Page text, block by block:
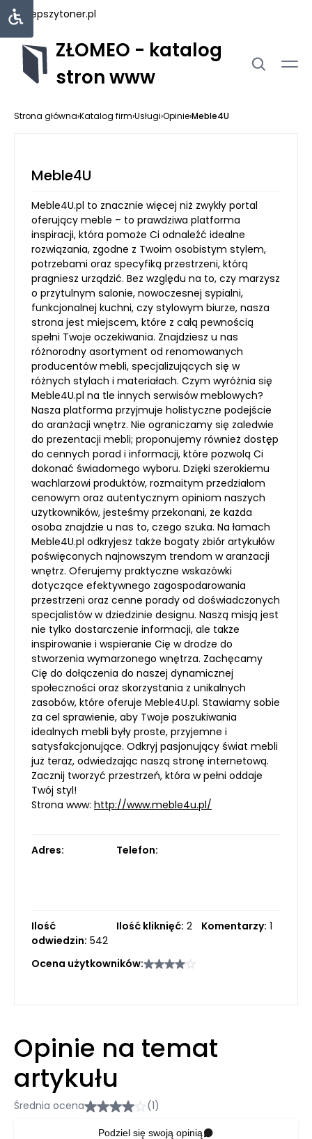
najlepszytoner.pl
ZŁOMEO - katalog
stron www
Strona główna›Katalog firm›Usługi›Opinie›Meble4U
Meble4U
Meble4U.pl to znacznie więcej niż zwykły portal
oferujący meble – to prawdziwa platforma
inspiracji, która pomoże Ci odnaleźć idealne
rozwiązania, zgodne z Twoim osobistym stylem,
potrzebami oraz specyfiką przestrzeni, którą
pragniesz urządzić. Bez względu na to, czy marzysz
o przytulnym salonie, nowoczesnej sypialni,
funkcjonalnej kuchni, czy stylowym biurze, nasza
strona jest miejscem, które z całą pewnością
spełni Twoje oczekiwania. Znajdziesz u nas
różnorodny asortyment od renomowanych
producentów mebli, specjalizujących się w
różnych stylach i materiałach. Czym wyróżnia się
Meble4U.pl na tle innych serwisów meblowych?
Nasza platforma przyjmuje holistyczne podejście
do aranżacji wnętrz. Nie ograniczamy się zaledwie
do prezentacji mebli; proponujemy również dostęp
do cennych porad i informacji, które pozwolą Ci
dokonać świadomego wyboru. Dzięki szerokiemu
wachlarzowi produktów, rozmaitym przedziałom
cenowym oraz autentycznym opiniom naszych
użytkowników, jesteśmy przekonani, że każda
osoba znajdzie u nas to, czego szuka. Na łamach
Meble4U.pl odkryjesz także bogaty zbiór artykułów
poświęconych najnowszym trendom w aranżacji
wnętrz. Oferujemy praktyczne wskazówki
dotyczące efektywnego zagospodarowania
przestrzeni oraz cenne porady od doświadczonych
specjalistów w dziedzinie designu. Naszą misją jest
nie tylko dostarczenie informacji, ale także
inspirowanie i wspieranie Cię w drodze do
stworzenia wymarzonego wnętrza. Zachęcamy
Cię do dołączenia do naszej dynamicznej
społeczności oraz skorzystania z unikalnych
zasobów, które oferuje Meble4U.pl. Stawiamy sobie
za cel sprawienie, aby Twoje poszukiwania
idealnych mebli były proste, przyjemne i
satysfakcjonujące. Odkryj pasjonujący świat mebli
już teraz, odwiedzając naszą stronę internetową.
Zacznij tworzyć przestrzeń, która w pełni oddaje
Twój styl!
Strona www: http://www.meble4u.pl/
Adres: Telefon:
Ilość
odwiedzin: 542
Ilość kliknięć: 2 Komentarzy: 1
Ocena użytkowników:
Opinie na temat
artykułu
Średnia ocena (1)
Podziel się swoją opinią